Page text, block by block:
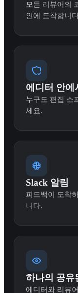
모든 리뷰어의
인에 도착합니
에디터 안에
누구도 편집 소
세요.
Slack 알림
피드백이 도착
니다.
하나의 공유
에디터와 리뷰